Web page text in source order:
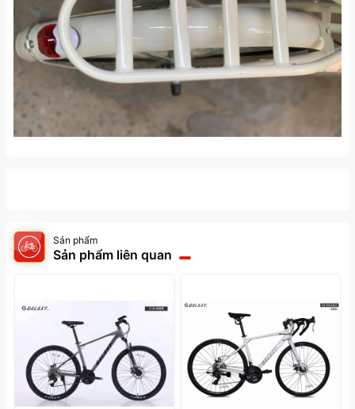
Sản phẩm
Sản phẩm liên quan